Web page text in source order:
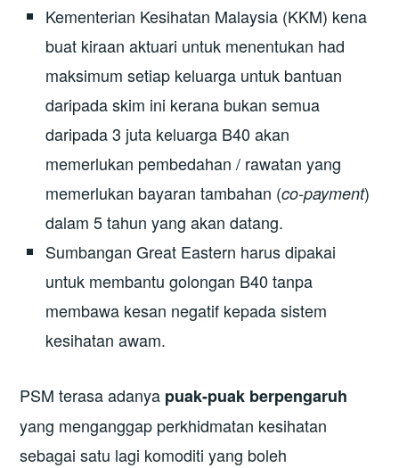
Kementerian Kesihatan Malaysia (KKM) kena
buat kiraan aktuari untuk menentukan had
maksimum setiap keluarga untuk bantuan
daripada skim ini kerana bukan semua
daripada 3 juta keluarga B40 akan
memerlukan pembedahan / rawatan yang
memerlukan bayaran tambahan (co-payment)
dalam 5 tahun yang akan datang.
Sumbangan Great Eastern harus dipakai
untuk membantu golongan B40 tanpa
membawa kesan negatif kepada sistem
kesihatan awam.
PSM terasa adanya puak-puak berpengaruh
yang menganggap perkhidmatan kesihatan
sebagai satu lagi komoditi yang boleh